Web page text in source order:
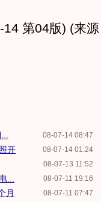
第04版) (来源
08-07-14 08:47
08-07-14 01:24
开
08-07-13 11:52
08-07-11 19:16
...
08-07-11 07:47
月